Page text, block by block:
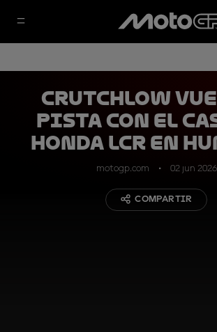
Crutchlow
pista con el
Honda LCR en
motogp.com 02 jun 2026
COMPARTIR